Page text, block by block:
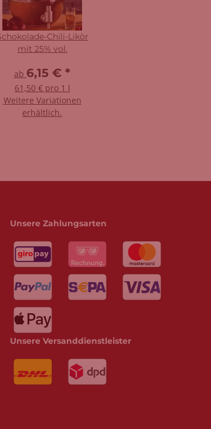
Chili-Likör
mit 25% vol.
ab 6,15 € *
61,50 € pro 1 l
Weitere Variationen
erhältlich.
Unsere Zahlungsarten
Unsere Versanddienstleister